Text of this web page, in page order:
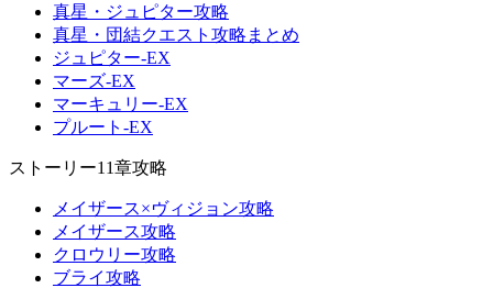
真星・ジュピター攻略
真星・団結クエスト攻略まとめ
ジュピター-EX
マーズ-EX
マーキュリー-EX
プルート-EX
ストーリー11章攻略
メイザース×ヴィジョン攻略
メイザース攻略
クロウリー攻略
ブライ攻略